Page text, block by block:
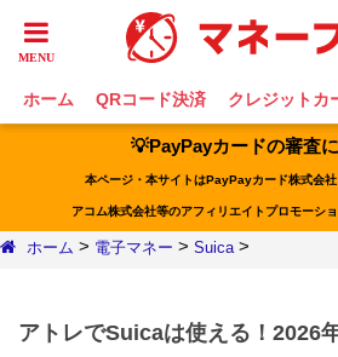
ホーム QRコード決済 クレジットカ
💡PayPayカードの審査
本ページ・本サイトはPayPayカード株式会
アコム株式会社等のアフィリエイトプロモーシ
ホーム > 電子マネー > Suica >
アトレでSuicaは使える！2026